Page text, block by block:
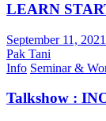
LEARN
September 11, 2021
Pak Tani
Info Seminar &
Talkshow :